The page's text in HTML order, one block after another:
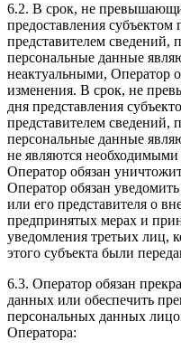
6.2. В срок, не
предоставления
представителем
персональные данные
неактуальными, Оператор
изменения. В срок, не
дня представления
представителем
персональные данные
не являются необходимыми
Оператор обязан
Оператор обязан
или его представителя о
предпринятых мерах и
уведомления третьих лиц,
этого субъекта были
6.3. Оператор обязан
данных или обеспечить
персональных данных
Оператора: